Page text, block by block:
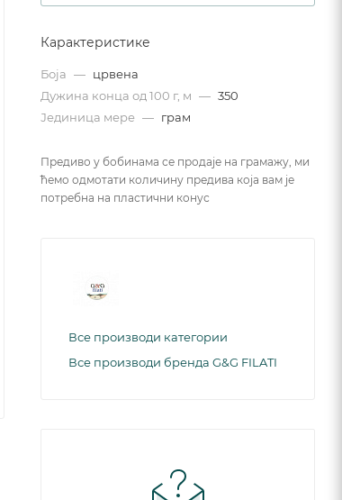
Карактеристике
Боја — црвена
Дужина конца од 100 г, м — 350
Јединица мере — грам
Предиво у бобинама се продаје на грамажу, ми
ћемо одмотати количину предива која вам је
потребна на пластични конус
Все производи категории
Все производи бренда G&G FILATI